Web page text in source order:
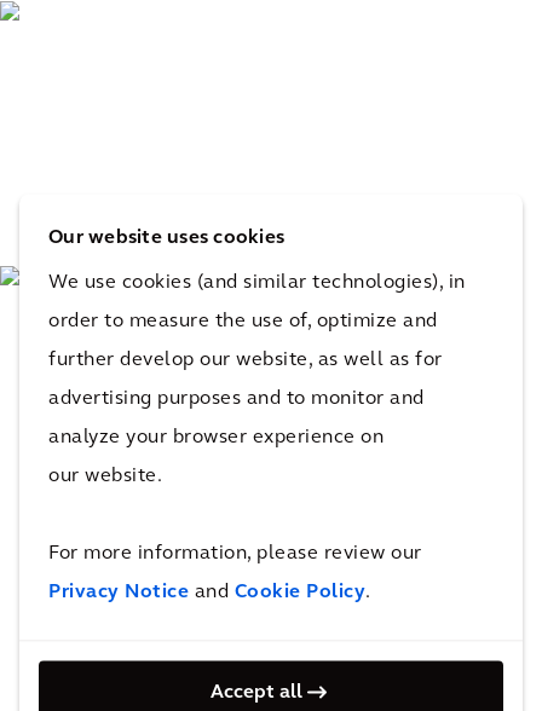
Our website uses cookies
We use cookies (and similar technologies), in
order to measure the use of, optimize and
further develop our website, as well as for
advertising purposes and to monitor and
analyze your browser experience on
our website.
For more information, please review our
Privacy Notice and Cookie Policy.
Accept all
De impact
Northern Beaches Hospital is naast de successen en